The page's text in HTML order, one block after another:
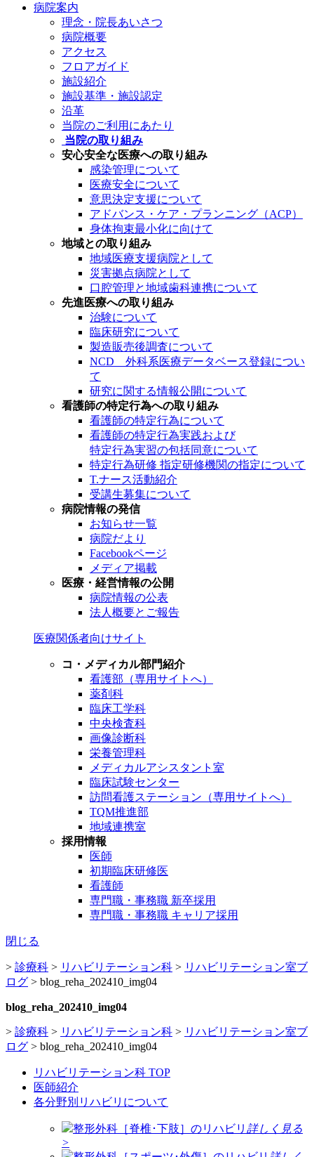
病院案内
理念・院長あいさつ
病院概要
アクセス
フロアガイド
施設紹介
施設基準・施設認定
沿革
当院のご利用にあたり
当院の取り組み
安心安全な医療への取り組み
感染管理について
医療安全について
意思決定支援について
アドバンス・ケア・プランニング（ACP）
身体拘束最小化に向けて
地域との取り組み
地域医療支援病院として
災害拠点病院として
口腔管理と地域歯科連携について
先進医療への取り組み
治験について
臨床研究について
製造販売後調査について
NCD 外科系医療データベース登録につい
て
研究に関する情報公開について
看護師の特定行為への取り組み
看護師の特定行為について
看護師の特定行為実践および
特定行為実習の包括同意について
特定行為研修 指定研修機関の指定について
T.ナース活動紹介
受講生募集について
病院情報の発信
お知らせ一覧
病院だより
Facebookページ
メディア掲載
医療・経営情報の公開
病院情報の公表
法人概要とご報告
医療関係者向けサイト
コ・メディカル部門紹介
看護部（専用サイトへ）
薬剤科
臨床工学科
中央検査科
画像診断科
栄養管理科
メディカルアシスタント室
臨床試験センター
訪問看護ステーション（専用サイトへ）
TQM推進部
地域連携室
採用情報
医師
初期臨床研修医
看護師
専門職・事務職 新卒採用
専門職・事務職 キャリア採用
閉じる
> 診療科 > リハビリテーション科 > リハビリテーション室ブ
ログ > blog_reha_202410_img04
blog_reha_202410_img04
> 診療科 > リハビリテーション科 > リハビリテーション室ブ
ログ > blog_reha_202410_img04
リハビリテーション科 TOP
医師紹介
各分野別リハビリについて
整形外科［脊椎･下肢］のリハビリ 詳しく見る
>